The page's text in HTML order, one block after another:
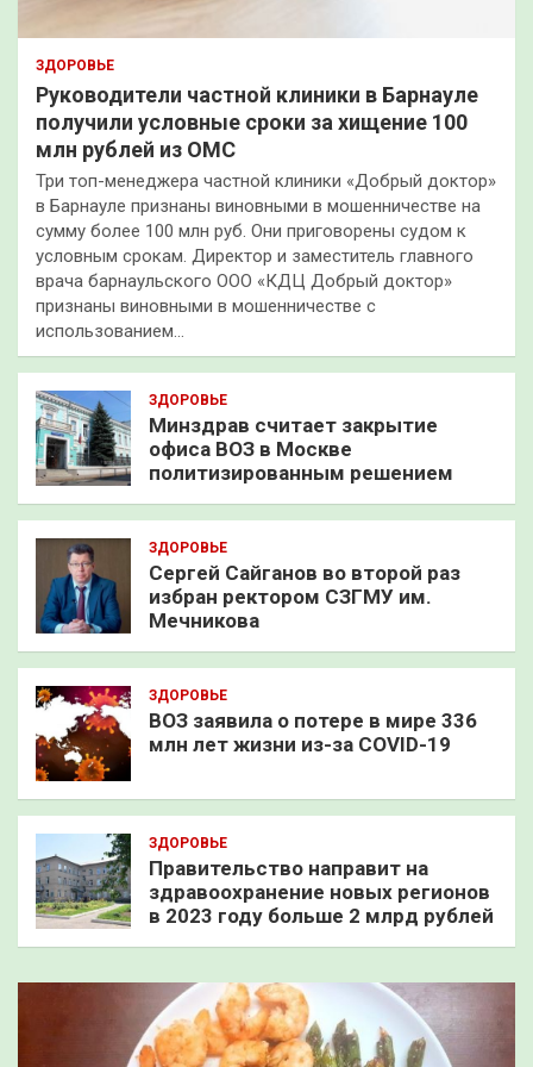
ЗДОРОВЬЕ
Руководители частной клиники в Барнауле
получили условные сроки за хищение 100
млн рублей из ОМС
Три топ-менеджера частной клиники «Добрый доктор»
в Барнауле признаны виновными в мошенничестве на
сумму более 100 млн руб. Они приговорены судом к
условным срокам. Директор и заместитель главного
врача барнаульского ООО «КДЦ Добрый доктор»
признаны виновными в мошенничестве с
использованием…
ЗДОРОВЬЕ
Минздрав считает закрытие
офиса ВОЗ в Москве
политизированным решением
ЗДОРОВЬЕ
Сергей Сайганов во второй раз
избран ректором СЗГМУ им.
Мечникова
ЗДОРОВЬЕ
ВОЗ заявила о потере в мире 336
млн лет жизни из-за COVID-19
ЗДОРОВЬЕ
Правительство направит на
здравоохранение новых регионов
в 2023 году больше 2 млрд рублей